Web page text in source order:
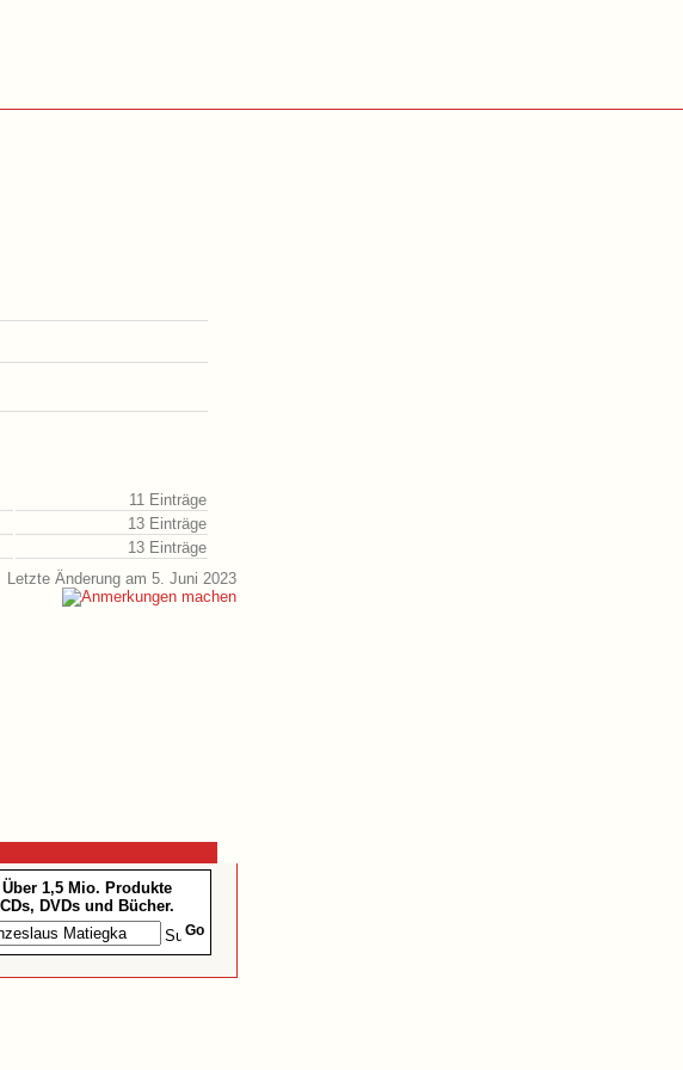
11 Einträge
13 Einträge
13 Einträge
Letzte Änderung am 5. Juni 2023
Über 1,5 Mio. Produkte
CDs, DVDs und Bücher.
Go